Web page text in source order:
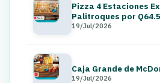
Pizza 4 Estaciones
Palitroques por
19/Jul/2026
Caja Grande de
19/Jul/2026